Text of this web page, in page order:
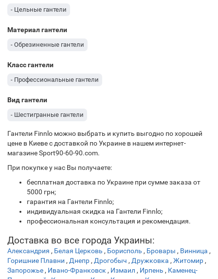
- Цельные гантели
Материал гантели
- Обрезиненные гантели
Класс гантели
- Профессиональные гантели
Вид гантели
- Шестигранные гантели
Гантели Finnlo можно выбрать и купить выгодно по хорошей
цене в Киеве с доставкой по Украине в нашем интернет-
магазине Sport90-60-90.com.
При покупке у нас Вы получаете:
бесплатная доставка по Украине при сумме заказа от
5000 грн;
гарантия на Гантели Finnlo;
индивидуальная скидка на Гантели Finnlo;
профессиональная консультация и рекомендация.
Доставка во все города Украины:
Александрия , Белая Церковь , Борисполь , Бровары , Винница ,
Горишние Плавни , Днепр , Дрогобыч , Дружковка , Житомир ,
Запорожье , Ивано-Франковск , Измаил , Ирпень , Каменец-